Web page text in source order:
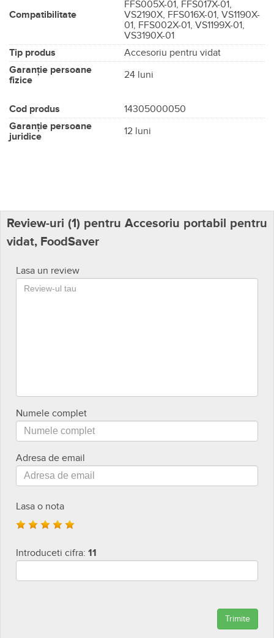
Compatibilitate
FFS005X-01, FFS017X-01,
VS2190X, FFS016X-01, VS1190X-
01, FFS002X-01, VS1199X-01,
VS3190X-01
Tip produs
Accesoriu pentru vidat
Garanție persoane
fizice
24 luni
Cod produs
14305000050
Garanție persoane
juridice
12 luni
Review-uri (1) pentru Accesoriu portabil pentru
vidat, FoodSaver
Lasa un review
Numele complet
Adresa de email
Lasa o nota
Introduceti cifra: 11
Trimite